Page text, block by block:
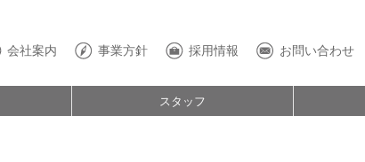
会社案内 事業方針 採用情報 お問い合わせ
スタッフ